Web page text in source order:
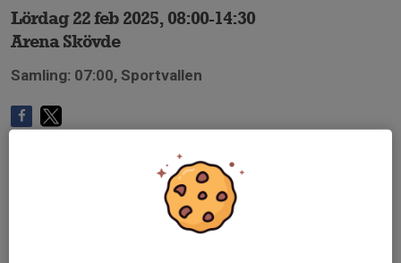
Lördag 22 feb 2025, 08:00-14:30
Arena Skövde
Samling: 07:00, Sportvallen